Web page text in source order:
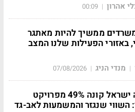
אהרון |
00:09
ממשיך להיות מאתגר
באזורי הפעילות שלנו המצב
| מנדי הניג |
07/08/2026
אמריקה ישראל קונה 49% מפרויקט
השווי שנגזר והמשמעות לאב-גד